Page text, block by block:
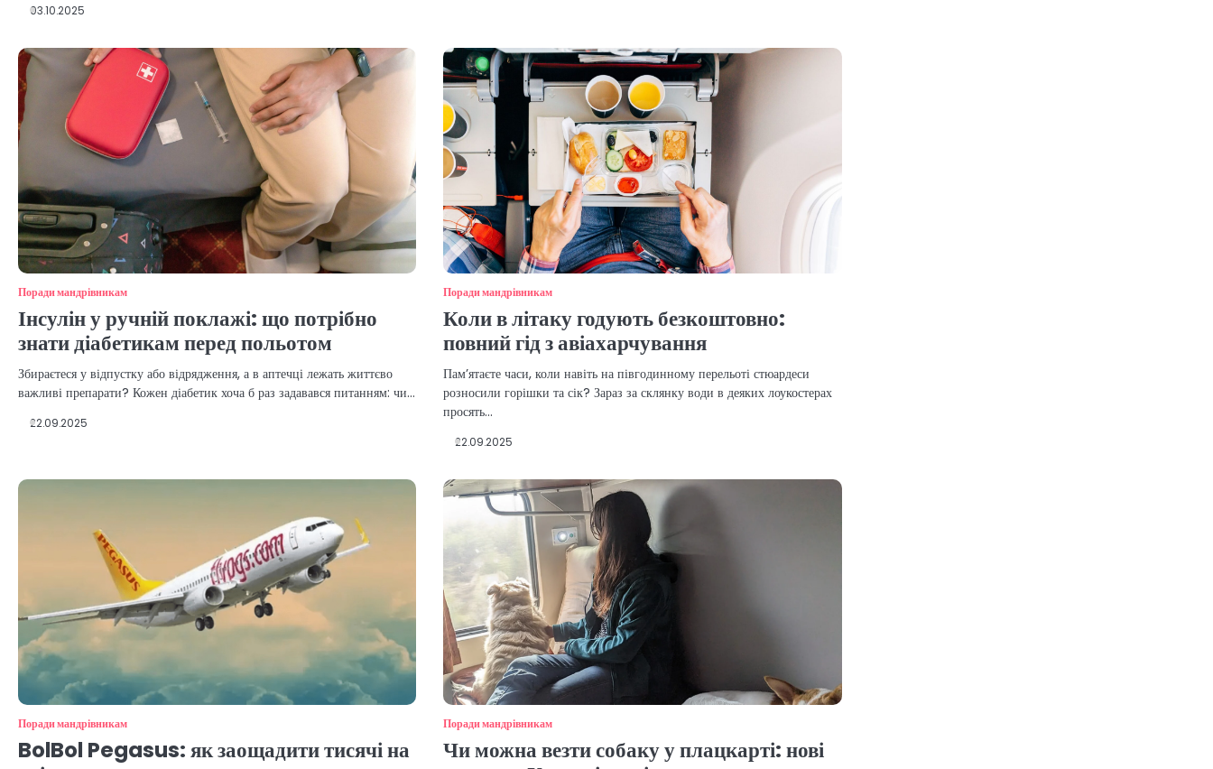
03.10.2025
Поради мандрівникам
Інсулін у ручній поклажі: що потрібно
знати діабетикам перед польотом
Збираєтеся у відпустку або відрядження, а в аптечці лежать життєво
важливі препарати? Кожен діабетик хоча б раз задавався питанням: чи…
22.09.2025
Поради мандрівникам
Коли в літаку годують безкоштовно:
повний гід з авіахарчування
Пам’ятаєте часи, коли навіть на півгодинному перельоті стюардеси
розносили горішки та сік? Зараз за склянку води в деяких лоукостерах
просять…
22.09.2025
Поради мандрівникам
BolBol Pegasus: як заощадити тисячі на
Поради мандрівникам
Чи можна везти собаку у плацкарті: нові